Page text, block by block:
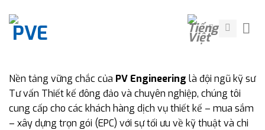
content
Nền tảng vững chắc của PV Engineering là đội ngũ kỹ sư
Tư vấn Thiết kế đông đảo và chuyên nghiệp, chúng tôi
cung cấp cho các khách hàng dịch vụ thiết kế – mua sắm
– xây dựng trọn gói (EPC) với sự tối ưu về kỹ thuật và chi